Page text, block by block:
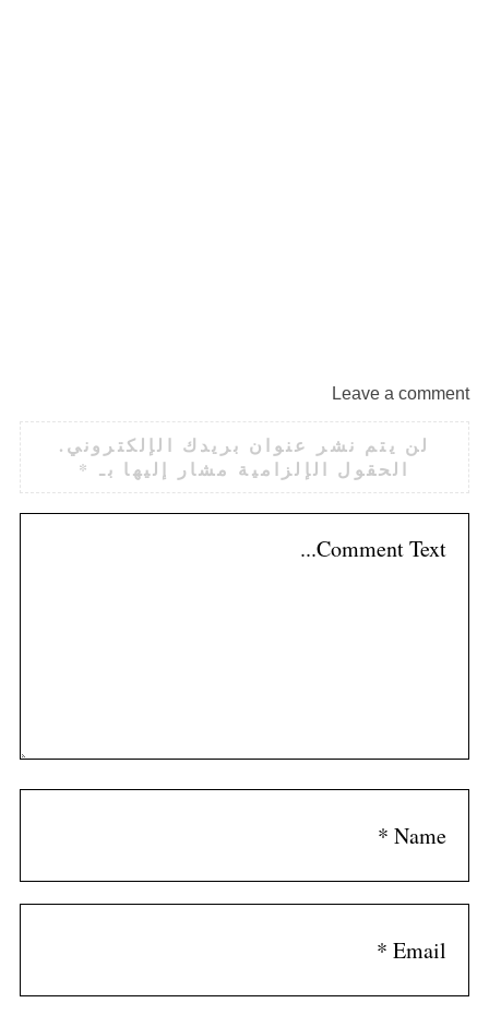
Leave a comment
لن يتم نشر عنوان بريدك الإلكتروني.
الحقول الإلزامية مشار إليها بـ *